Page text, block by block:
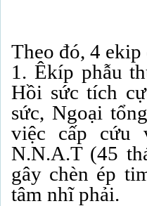
Theo đó, 4
1. Êkíp phẫu
Hồi sức tích
sức, Ngoại
việc cấp cứu
N.N.A.T (45
gây chèn ép
tâm nhĩ phải.